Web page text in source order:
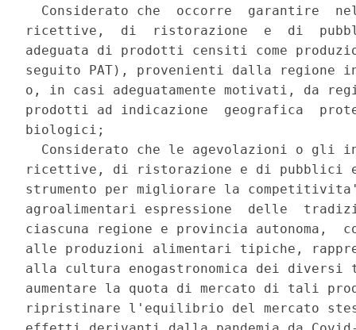
Considerato che  occorre  garantire
ricettive,  di  ristorazione  e  di
adeguata di prodotti censiti come
seguito PAT), provenienti dalla
o, in casi adeguatamente motivati, da
prodotti ad indicazione  geografica
biologici;
Considerato che le agevolazioni o gli
ricettive, di ristorazione e di pubblici
strumento per migliorare la
agroalimentari espressione  delle
ciascuna regione e provincia autonoma,
alle produzioni alimentari tipiche,
alla cultura enogastronomica dei
aumentare la quota di mercato di tali
ripristinare l'equilibrio del mercato